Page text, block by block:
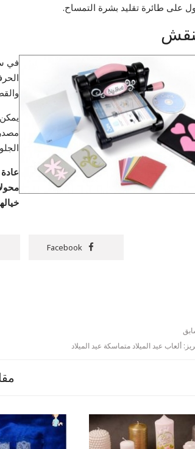
على طائرة تقليد بشرة التمساح.
في
يمكن
Facebook
ألعاب عيد الميلاد متماسكة عيد الميلاد